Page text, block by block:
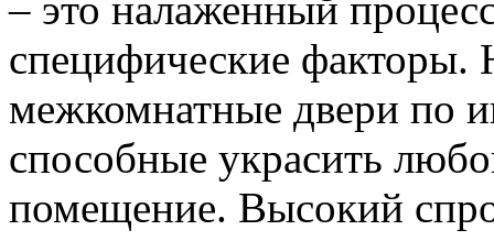
– это налаженный
специфические
межкомнатные двери по
способные украсить
помещение. Высокий